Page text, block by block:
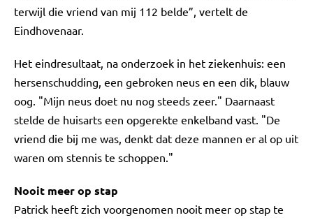
terwijl die vriend van mij 112 belde”, vertelt de
Eindhovenaar.
Het eindresultaat, na onderzoek in het ziekenhuis: een
hersenschudding, een gebroken neus en een dik, blauw
oog. "Mijn neus doet nu nog steeds zeer." Daarnaast
stelde de huisarts een opgerekte enkelband vast. "De
vriend die bij me was, denkt dat deze mannen er al op uit
waren om stennis te schoppen."
Nooit meer op stap
Patrick heeft zich voorgenomen nooit meer op stap te